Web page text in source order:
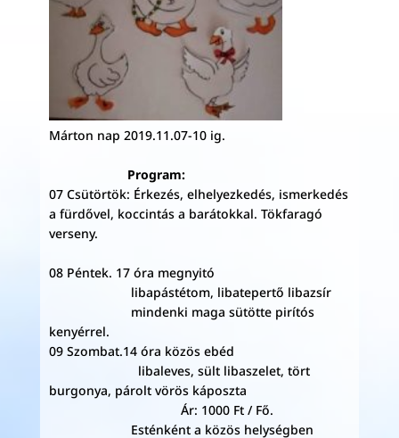
Márton nap 2019.11.07-10 ig.
Program:
07 Csütörtök: Érkezés, elhelyezkedés, ismerkedés
a fürdővel, koccintás a barátokkal. Tökfaragó
verseny.
08 Péntek. 17 óra megnyitó
libapástétom, libatepertő libazsír
mindenki maga sütötte pirítós
kenyérrel.
09 Szombat.14 óra közös ebéd
libaleves, sült libaszelet, tört
burgonya, párolt vörös káposzta
Ár: 1000 Ft / Fő.
Esténként a közös helységben